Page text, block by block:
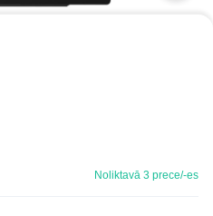
Noliktavā 3 prece/-es